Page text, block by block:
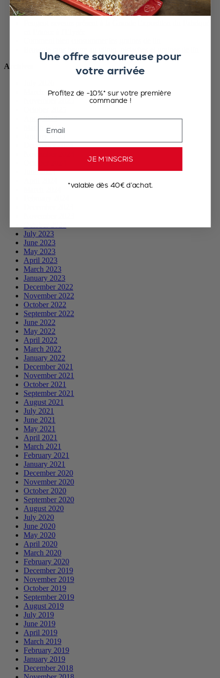
Cabillaud au four à la méditerranéenne
Brochettes de pêches et nectarines
Archives
March 2026
April 2025
March 2025
December 2024
June 2024
July 2023
June 2023
May 2023
April 2023
March 2023
January 2023
December 2022
November 2022
October 2022
September 2022
June 2022
May 2022
April 2022
March 2022
January 2022
December 2021
November 2021
October 2021
September 2021
August 2021
July 2021
June 2021
May 2021
April 2021
March 2021
February 2021
January 2021
December 2020
November 2020
October 2020
September 2020
August 2020
July 2020
June 2020
May 2020
April 2020
March 2020
February 2020
December 2019
November 2019
October 2019
September 2019
August 2019
July 2019
June 2019
April 2019
March 2019
February 2019
January 2019
December 2018
Une offre savoureuse pour
votre arrivée
Profitez de -10%* sur votre première
commande !
JE M’INSCRIS
*valable dès 40€ d’achat.